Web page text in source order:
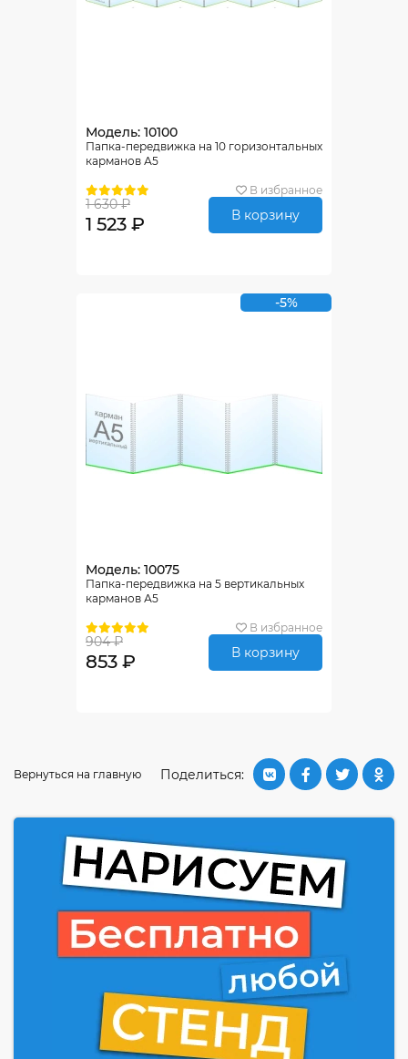
Модель: 10100
Папка-передвижка на 10 горизонтальных
карманов А5
В избранное
1 630 ₽
1 523 ₽ В корзину
-5%
Модель: 10075
Папка-передвижка на 5 вертикальных
карманов А5
В избранное
904 ₽
853 ₽ В корзину
Поделиться:
Вернуться на главную